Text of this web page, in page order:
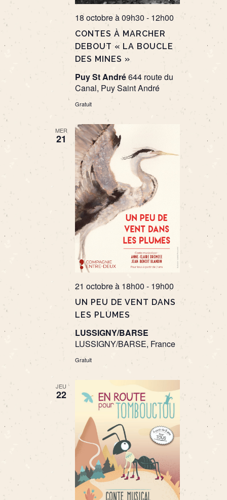
CONTES À MARCHER
DEBOUT « LA BOUCLE
DES MINES »
18 octobre à 09h30 - 12h00
Puy St André644 route du
Canal, Puy Saint André
Gratuit
MER
21
UN PEU DE VENT DANS
LES PLUMES
21 octobre à 18h00 - 19h00
LUSSIGNY/BARSE
LUSSIGNY/BARSE, France
Gratuit
JEU
22